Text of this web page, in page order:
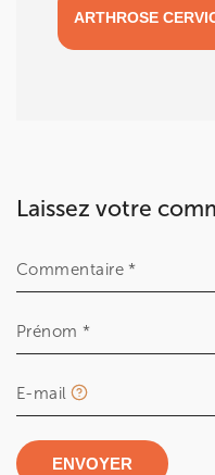
ARTHROSE
Laissez votre
Commentaire *
Prénom *
E-mail
ENVOYER